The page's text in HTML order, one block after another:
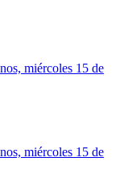
miércoles 15 de
miércoles 15 de